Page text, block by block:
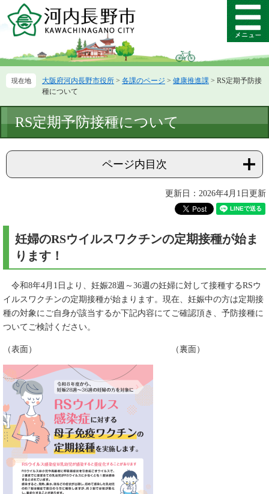
ー
先
ニ
を
て
メ
ニ
ー
大阪府河内長野市役所 > 各課のページ > 健康推進課 > RS定期予防接
種について
文
RS定期予防接種について
ページ内目次
更新日：2026年4月1日更新
妊婦のRSウイルスワクチンの定期接種が始ま
ります！
令和8年4月1日より、妊娠28週～36週の妊婦に対して接種するRSウ
イルスワクチンの定期接種が始まります。現在、妊娠中の方は定期接
種の対象にご自身が該当するか下記内容にてご確認頂き、予防接種に
ついてご検討ください。
（表面） （裏面）